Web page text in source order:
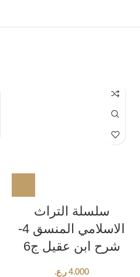
سلسلة التراث
الاسلامي المنسق 4-
شرح ابن عقيل ج6
4.000 ر.ع.